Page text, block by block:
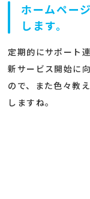
ホームペー
します。
定期的にサポート
新サービス開始に
ので、また色々教
しますね。